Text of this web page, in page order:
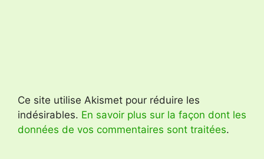
Ce site utilise Akismet pour réduire les
indésirables. En savoir plus sur la façon dont les
données de vos commentaires sont traitées.